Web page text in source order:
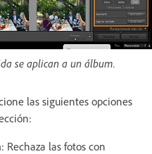
se aplican a un álbum.
las siguientes opciones
: Rechaza las fotos con